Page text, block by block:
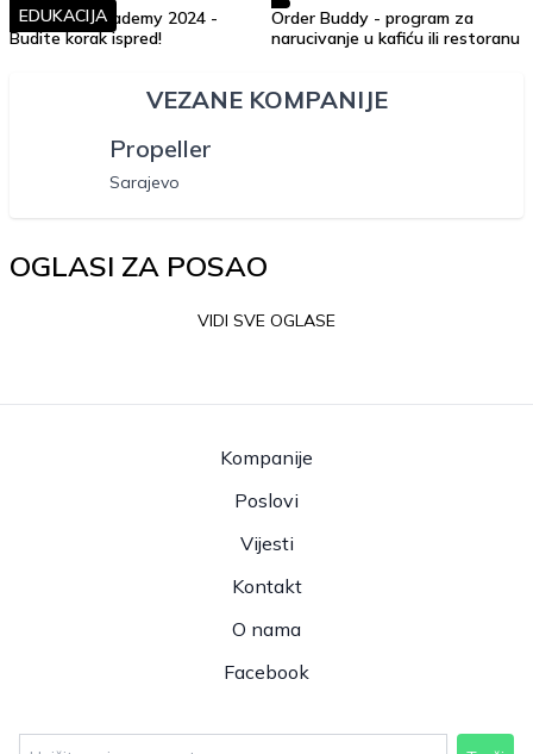
Soft Skills Academy 2024 -
Budite korak ispred!
EDUKACIJA
Order Buddy - program za
narucivanje u kafiću ili restoranu
VEZANE KOMPANIJE
Propeller
Sarajevo
OGLASI ZA POSAO
VIDI SVE OGLASE
Kompanije
Poslovi
Vijesti
Kontakt
O nama
Facebook